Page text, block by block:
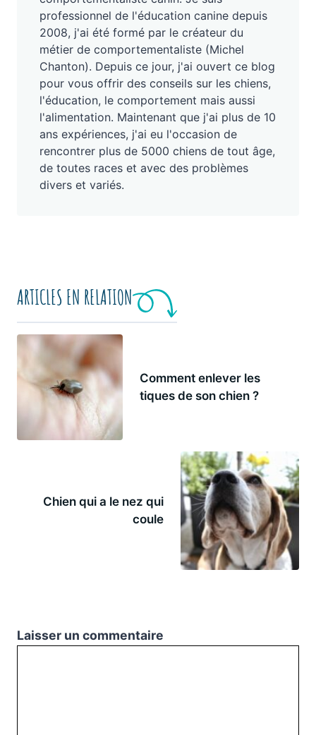
professionnel de l'éducation canine depuis
2008, j'ai été formé par le créateur du
métier de comportementaliste (Michel
Chanton). Depuis ce jour, j'ai ouvert ce blog
pour vous offrir des conseils sur les chiens,
l'éducation, le comportement mais aussi
l'alimentation. Maintenant que j'ai plus de 10
ans expériences, j'ai eu l'occasion de
rencontrer plus de 5000 chiens de tout âge,
de toutes races et avec des problèmes
divers et variés.
ARTICLES EN RELATION
Comment enlever les
tiques de son chien ?
Chien qui a le nez qui
coule
Laisser un commentaire